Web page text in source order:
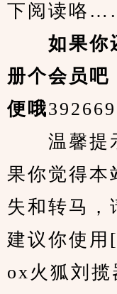
下阅读咯
如果你还
册个会员吧
便哦
温馨提示
果你觉得本
失和转马，
建议你使
ox火狐刘